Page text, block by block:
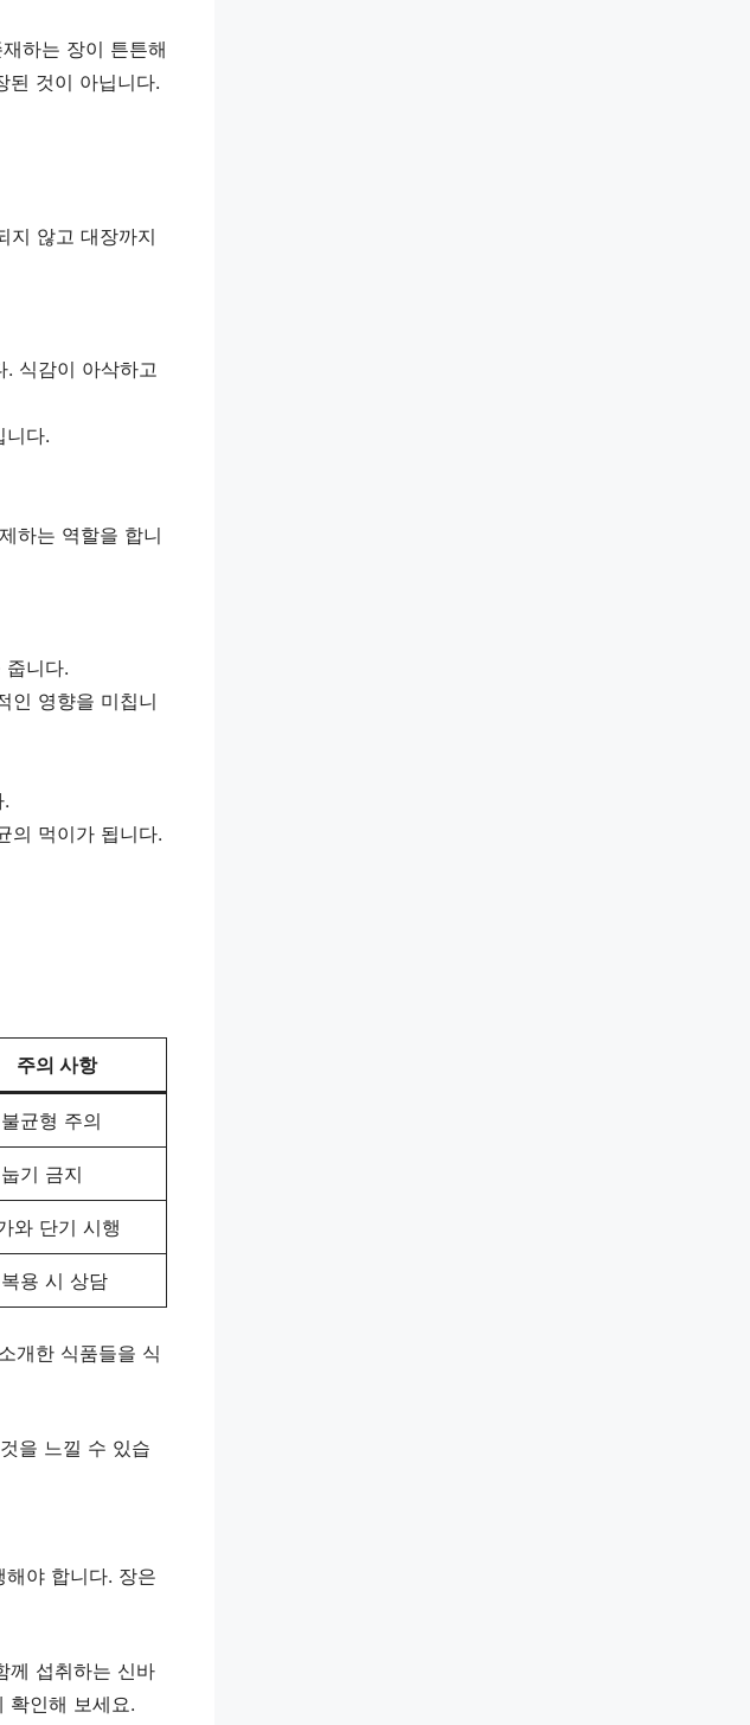
하는 장이 튼튼해
된 것이 아닙니다.​
지 않고 대장까지
. 식감이 아삭하고
니다.
하는 역할을 합니
줍니다.
인 영향을 미칩니
의 먹이가 됩니다.
주의 사항
균형 주의
기 금지
와 단기 시행
용 시 상담
개한 식품들을 식
을 느낄 수 있습
야 합니다. 장은
께 섭취하는 신바
확인해 보세요.